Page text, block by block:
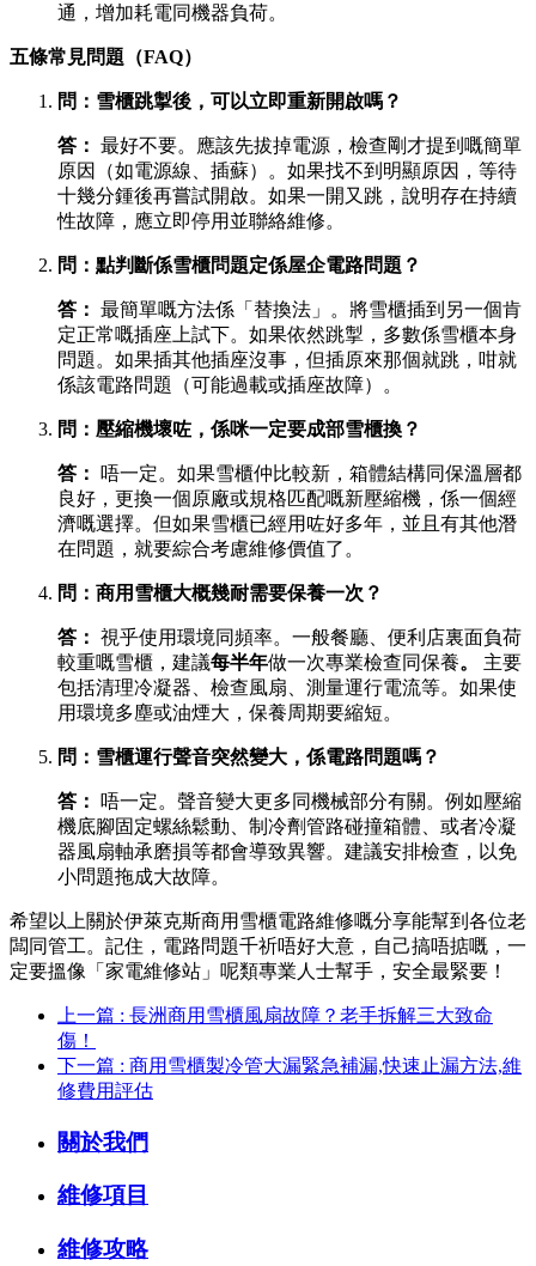
通，增加耗電同機器負荷。
五條常見問題（FAQ）
問：雪櫃跳掣後，可以立即重新開啟嗎？
答： ​ 最好不要。應該先拔掉電源，檢查剛才提到嘅簡單
原因（如電源線、插蘇）。如果找不到明顯原因，等待
十幾分鍾後再嘗試開啟。如果一開又跳，說明存在持續
性故障，應立即停用並聯絡維修。
問：點判斷係雪櫃問題定係屋企電路問題？
答： ​ 最簡單嘅方法係「替換法」。將雪櫃插到另一個肯
定正常嘅插座上試下。如果依然跳掣，多數係雪櫃本身
問題。如果插其他插座沒事，但插原來那個就跳，咁就
係該電路問題（可能過載或插座故障）。
問：壓縮機壞咗，係咪一定要成部雪櫃換？
答：
​ 唔一定。如果雪櫃仲比較新，箱體結構同保溫層都
良好，更換一個原廠或規格匹配嘅新壓縮機，係一個經
濟嘅選擇。但如果雪櫃已經用咗好多年，並且有其他潛
在問題，就要綜合考慮維修價值了。
問：商用雪櫃大概幾耐需要保養一次？
答： ​ 視乎使用環境同頻率。一般餐廳、便利店裏面負荷
較重嘅雪櫃，建議每半年做一次專業檢查同保養。
​ 主要
包括清理冷凝器、檢查風扇、測量運行電流等。如果使
用環境多塵或油煙大，保養周期要縮短。
問：雪櫃運行聲音突然變大，係電路問題嗎？
答：
​ 唔一定。聲音變大更多同機械部分有關。例如壓縮
機底腳固定螺絲鬆動、制冷劑管路碰撞箱體、或者冷凝
器風扇軸承磨損等都會導致異響。建議安排檢查，以免
小問題拖成大故障。
希望以上關於伊萊克斯商用雪櫃電路維修嘅分享能幫到各位老
闆同管工。記住，電路問題千祈唔好大意，自己搞唔掂嘅，一
定要搵像「家電維修站」呢類專業人士幫手，安全最緊要！
上一篇 : 長洲商用雪櫃風扇故障？老手拆解三大致命
傷！
下一篇 : 商用雪櫃製冷管大漏緊急補漏,快速止漏方法,維
修費用評估
關於我們
維修項目
維修攻略